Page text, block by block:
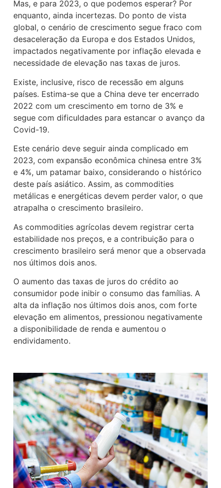
Mas, e para 2023, o que podemos esperar? Por
enquanto, ainda incertezas. Do ponto de vista
global, o cenário de crescimento segue fraco com
desaceleração da Europa e dos Estados Unidos,
impactados negativamente por inflação elevada e
necessidade de elevação nas taxas de juros.
Existe, inclusive, risco de recessão em alguns
países. Estima-se que a China deve ter encerrado
2022 com um crescimento em torno de 3% e
segue com dificuldades para estancar o avanço da
Covid-19.
Este cenário deve seguir ainda complicado em
2023, com expansão econômica chinesa entre 3%
e 4%, um patamar baixo, considerando o histórico
deste país asiático. Assim, as commodities
metálicas e energéticas devem perder valor, o que
atrapalha o crescimento brasileiro.
As commodities agrícolas devem registrar certa
estabilidade nos preços, e a contribuição para o
crescimento brasileiro será menor que a observada
nos últimos dois anos.
O aumento das taxas de juros do crédito ao
consumidor pode inibir o consumo das famílias. A
alta da inflação nos últimos dois anos, com forte
elevação em alimentos, pressionou negativamente
a disponibilidade de renda e aumentou o
endividamento.